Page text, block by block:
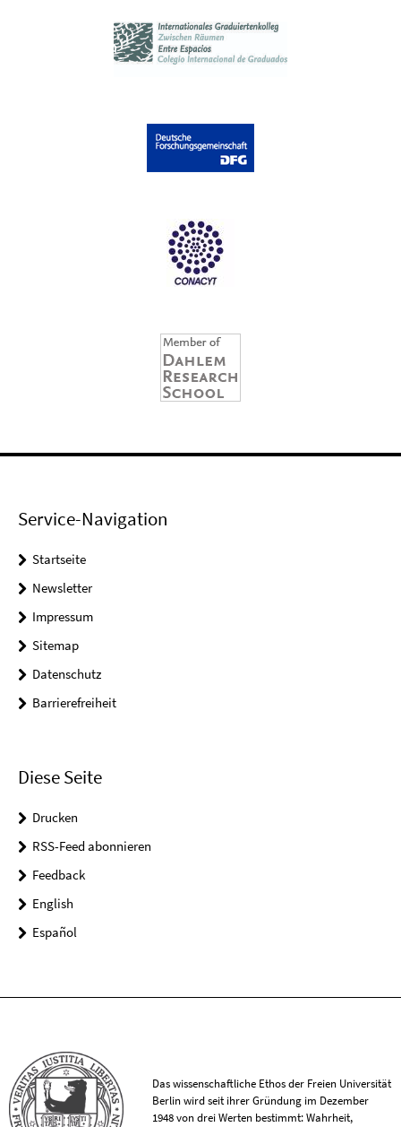
Service-Navigation
Startseite
Newsletter
Impressum
Sitemap
Datenschutz
Barrierefreiheit
Diese Seite
Drucken
RSS-Feed abonnieren
Feedback
English
Español
Das wissenschaftliche Ethos der Freien Universität
Berlin wird seit ihrer Gründung im Dezember
1948 von drei Werten bestimmt: Wahrheit,